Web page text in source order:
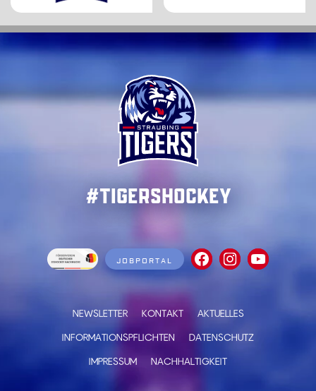
#TigersHockey
JOBPORTAL
NEWSLETTER KONTAKT
AKTUELLES
INFORMATIONSPFLICHTEN
DATENSCHUTZ
IMPRESSUM
NACHHALTIGKEIT